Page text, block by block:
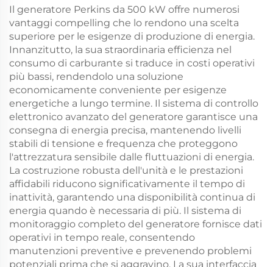
Il generatore Perkins da 500 kW offre numerosi
vantaggi compelling che lo rendono una scelta
superiore per le esigenze di produzione di energia.
Innanzitutto, la sua straordinaria efficienza nel
consumo di carburante si traduce in costi operativi
più bassi, rendendolo una soluzione
economicamente conveniente per esigenze
energetiche a lungo termine. Il sistema di controllo
elettronico avanzato del generatore garantisce una
consegna di energia precisa, mantenendo livelli
stabili di tensione e frequenza che proteggono
l'attrezzatura sensibile dalle fluttuazioni di energia.
La costruzione robusta dell'unità e le prestazioni
affidabili riducono significativamente il tempo di
inattività, garantendo una disponibilità continua di
energia quando è necessaria di più. Il sistema di
monitoraggio completo del generatore fornisce dati
operativi in tempo reale, consentendo
manutenzioni preventive e prevenendo problemi
potenziali prima che si aggravino. La sua interfaccia